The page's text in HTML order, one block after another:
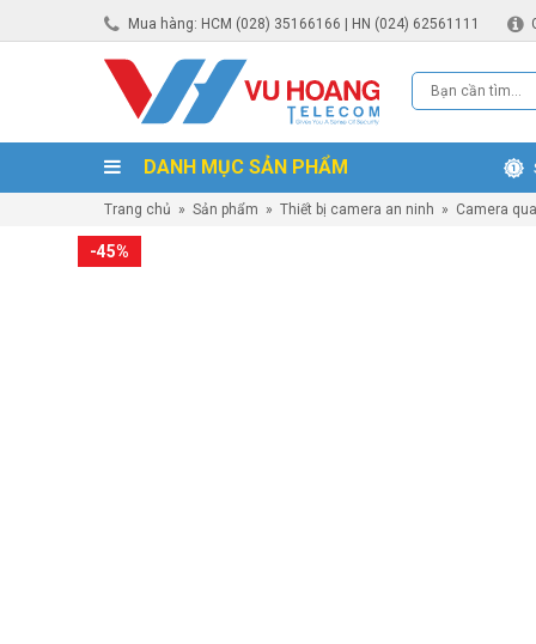
Mua hàng: HCM (028) 35166166 | HN (024) 62561111
DANH MỤC SẢN PHẨM
Trang chủ » Sản phẩm » Thiết bị camera an ninh » Camera
-45%